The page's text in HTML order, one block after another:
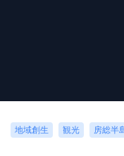
地域創生 観光 房総半